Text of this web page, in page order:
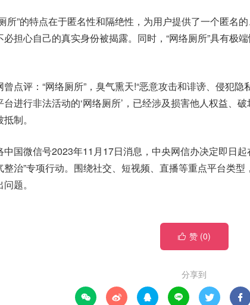
所”的特点在于匿名性和隔绝性，为用户提供了一个匿名
必担心自己的真实身份被揭露。同时，“网络厕所”具有极
曾点评：“网络厕所”，臭气熏天!“恶意攻击和诽谤、侵犯隐
台进行非法活动的‘网络厕所’，已经涉及损害他人权益、
制。
中国微信号2023年11月17日消息，中央网信办决定即日起
整治”专项行动。围绕社交、短视频、直播等重点平台类型
题。
 赞 (0)
分享到
     